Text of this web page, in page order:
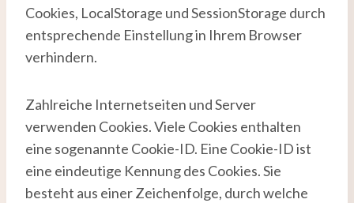
Cookies, LocalStorage und SessionStorage durch
entsprechende Einstellung in Ihrem Browser
verhindern.
Zahlreiche Internetseiten und Server
verwenden Cookies. Viele Cookies enthalten
eine sogenannte Cookie-ID. Eine Cookie-ID ist
eine eindeutige Kennung des Cookies. Sie
besteht aus einer Zeichenfolge, durch welche